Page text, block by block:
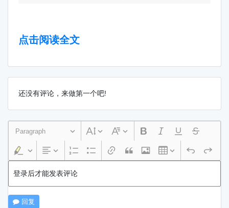
点击阅读全文
还没有评论，来做第一个吧!
Paragraph
登录后才能发表评论
回复